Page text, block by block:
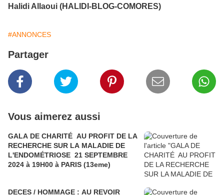
Halidi Allaoui (HALIDI-BLOG-COMORES)
#ANNONCES
Partager
Vous aimerez aussi
GALA DE CHARITÉ AU PROFIT DE LA
RECHERCHE SUR LA MALADIE DE
L'ENDOMÉTRIOSE 21 SEPTEMBRE
2024 à 19H00 à PARIS (13eme)
DECES / HOMMAGE : AU REVOIR